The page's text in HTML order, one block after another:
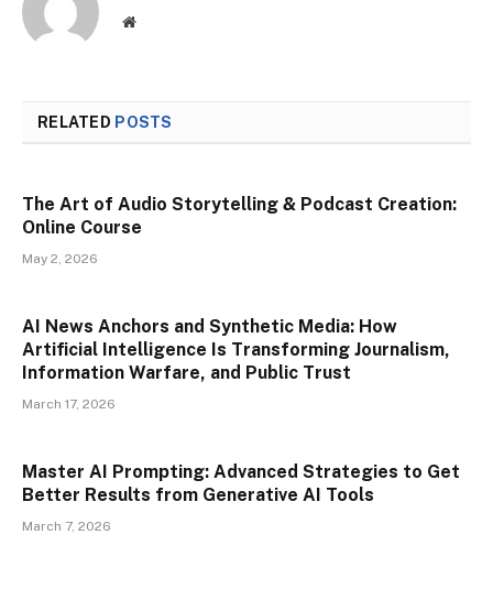
Website
RELATED POSTS
The Art of Audio Storytelling & Podcast Creation:
Online Course
May 2, 2026
AI News Anchors and Synthetic Media: How
Artificial Intelligence Is Transforming Journalism,
Information Warfare, and Public Trust
March 17, 2026
Master AI Prompting: Advanced Strategies to Get
Better Results from Generative AI Tools
March 7, 2026